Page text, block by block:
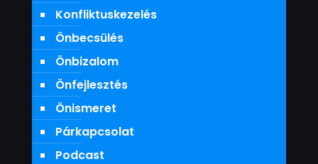
Konfliktuskezelés
Önbecsülés
Önbizalom
Önfejlesztés
Önismeret
Párkapcsolat
Podcast